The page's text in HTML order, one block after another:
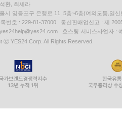
환, 최세라
시 영등포구 은행로 11, 5층~6층(여의도동,일신
록번호 : 229-81-37000 통신판매업신고 : 제
호스팅 서비스사업자 :
ⓒ YES24 Corp. All Rights Reserved.